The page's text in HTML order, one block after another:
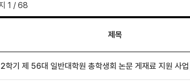
1 / 68
제목
기 제 56대 일반대학원 총학생회 논문 게재료 지원 사업